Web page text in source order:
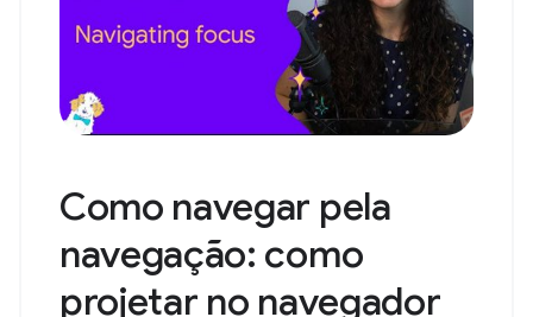
Como navegar pela
navegação: como
projetar no navegador